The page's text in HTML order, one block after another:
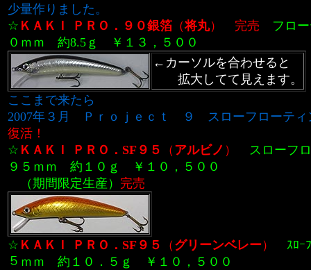
少量作りました。
☆ ＫＡＫＩ ＰＲＯ． ９０銀箔 （将丸） 完売 フロ
０ｍｍ 約8.5ｇ ￥１３，５００
←カーソルを合わせると
拡大してて見えます。
ここまで来たら
2007年３月
Ｐｒｏｊｅｃｔ ９
スローフローティ
復活！
☆ ＫＡＫＩ ＰＲＯ．SF９５ （ アルビノ ）
スローフ
９５ｍｍ 約１０ｇ ￥１０，５００
（期間限定生産） 完売
☆ ＫＡＫＩ ＰＲＯ．SF９５ （ グリーンベレー）
ｽﾛｰ
５ｍｍ 約 １０．５ ｇ ￥１０，５００